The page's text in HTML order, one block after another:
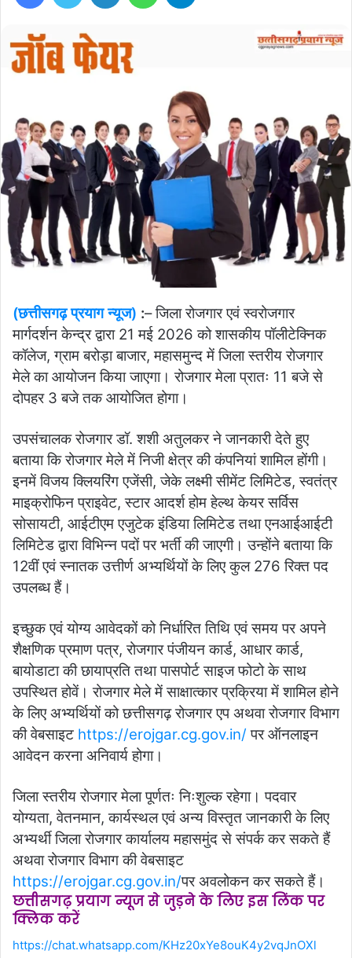
(छत्तीसगढ़ प्रयाग न्यूज) :– जिला रोजगार एवं स्वरोजगार
मार्गदर्शन केन्द्र द्वारा 21 मई 2026 को शासकीय पॉलीटेक्निक
कॉलेज, ग्राम बरोड़ा बाजार, महासमुन्द में जिला स्तरीय रोजगार
मेले का आयोजन किया जाएगा। रोजगार मेला प्रातः 11 बजे से
दोपहर 3 बजे तक आयोजित होगा।
उपसंचालक रोजगार डॉ. शशी अतुलकर ने जानकारी देते हुए
बताया कि रोजगार मेले में निजी क्षेत्र की कंपनियां शामिल होंगी।
इनमें विजय क्लियरिंग एजेंसी, जेके लक्ष्मी सीमेंट लिमिटेड, स्वतंत्र
माइक्रोफिन प्राइवेट, स्टार आदर्श होम हेल्थ केयर सर्विस
सोसायटी, आईटीएम एजुटेक इंडिया लिमिटेड तथा एनआईआईटी
लिमिटेड द्वारा विभिन्न पदों पर भर्ती की जाएगी। उन्होंने बताया कि
12वीं एवं स्नातक उत्तीर्ण अभ्यर्थियों के लिए कुल 276 रिक्त पद
उपलब्ध हैं।
इच्छुक एवं योग्य आवेदकों को निर्धारित तिथि एवं समय पर अपने
शैक्षणिक प्रमाण पत्र, रोजगार पंजीयन कार्ड, आधार कार्ड,
बायोडाटा की छायाप्रति तथा पासपोर्ट साइज फोटो के साथ
उपस्थित होवें। रोजगार मेले में साक्षात्कार प्रक्रिया में शामिल होने
के लिए अभ्यर्थियों को छत्तीसगढ़ रोजगार एप अथवा रोजगार विभाग
की वेबसाइट https://erojgar.cg.gov.in/ पर ऑनलाइन
आवेदन करना अनिवार्य होगा।
जिला स्तरीय रोजगार मेला पूर्णतः निःशुल्क रहेगा। पदवार
योग्यता, वेतनमान, कार्यस्थल एवं अन्य विस्तृत जानकारी के लिए
अभ्यर्थी जिला रोजगार कार्यालय महासमुंद से संपर्क कर सकते हैं
अथवा रोजगार विभाग की वेबसाइट
https://erojgar.cg.gov.in/पर अवलोकन कर सकते हैं।
छत्तीसगढ़ प्रयाग न्यूज से जुड़ने के लिए इस लिंक पर
क्लिक करें
https://chat.whatsapp.com/KHz20xYe8ouK4y2vqJnOXl